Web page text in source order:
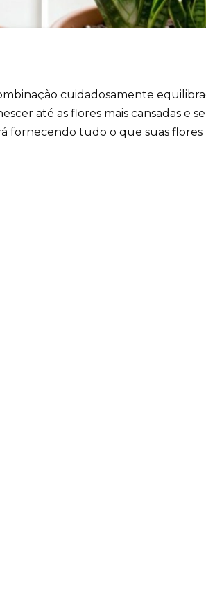
cuidadosamente
até as flores mais cansadas e
fornecendo tudo o que suas flores